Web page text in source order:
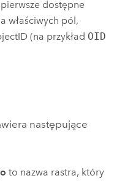
dostępne
właściwych pól,
(na przykład OID
następujące
to nazwa rastra, który